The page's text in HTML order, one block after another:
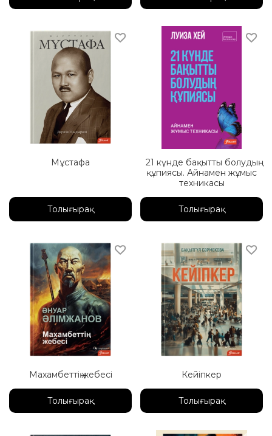
Мұстафа
Толығырақ
21 күнде бақытты болудың
құпиясы. Айнамен жұмыс
техникасы
Толығырақ
Махамбеттің жебесі
Толығырақ
Кейіпкер
Толығырақ